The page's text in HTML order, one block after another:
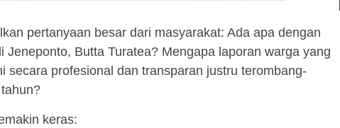
pertanyaan besar dari masyarakat: Ada apa dengan
Jeneponto, Butta Turatea? Mengapa laporan warga yang
secara profesional dan transparan justru terombang-
keras: